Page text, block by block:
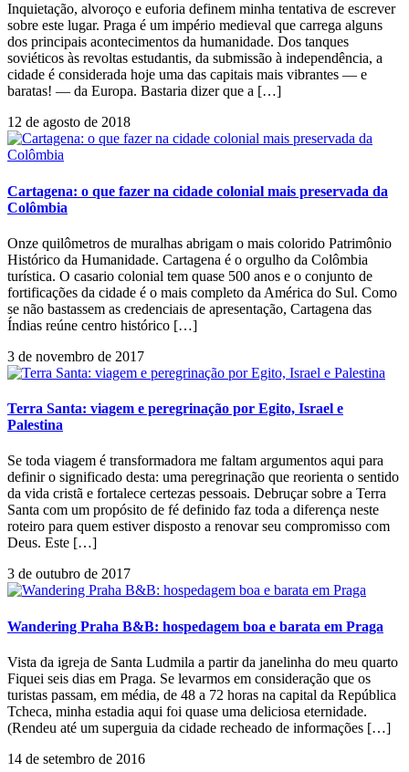
Inquietação, alvoroço e euforia definem minha tentativa de escrever
sobre este lugar. Praga é um império medieval que carrega alguns
dos principais acontecimentos da humanidade. Dos tanques
soviéticos às revoltas estudantis, da submissão à independência, a
cidade é considerada hoje uma das capitais mais vibrantes — e
baratas! — da Europa. Bastaria dizer que a […]
12 de agosto de 2018
Cartagena: o que fazer na cidade colonial mais preservada da
Colômbia
Onze quilômetros de muralhas abrigam o mais colorido Patrimônio
Histórico da Humanidade. Cartagena é o orgulho da Colômbia
turística. O casario colonial tem quase 500 anos e o conjunto de
fortificações da cidade é o mais completo da América do Sul. Como
se não bastassem as credenciais de apresentação, Cartagena das
Índias reúne centro histórico […]
3 de novembro de 2017
Terra Santa: viagem e peregrinação por Egito, Israel e
Palestina
Se toda viagem é transformadora me faltam argumentos aqui para
definir o significado desta: uma peregrinação que reorienta o sentido
da vida cristã e fortalece certezas pessoais. Debruçar sobre a Terra
Santa com um propósito de fé definido faz toda a diferença neste
roteiro para quem estiver disposto a renovar seu compromisso com
Deus. Este […]
3 de outubro de 2017
Wandering Praha B&B: hospedagem boa e barata em Praga
Vista da igreja de Santa Ludmila a partir da janelinha do meu quarto
Fiquei seis dias em Praga. Se levarmos em consideração que os
turistas passam, em média, de 48 a 72 horas na capital da República
Tcheca, minha estadia aqui foi quase uma deliciosa eternidade.
(Rendeu até um superguia da cidade recheado de informações […]
14 de setembro de 2016